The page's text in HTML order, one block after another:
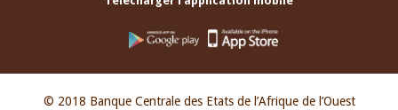
© 2018 Banque Centrale des Etats de l’Afrique de l’Ouest